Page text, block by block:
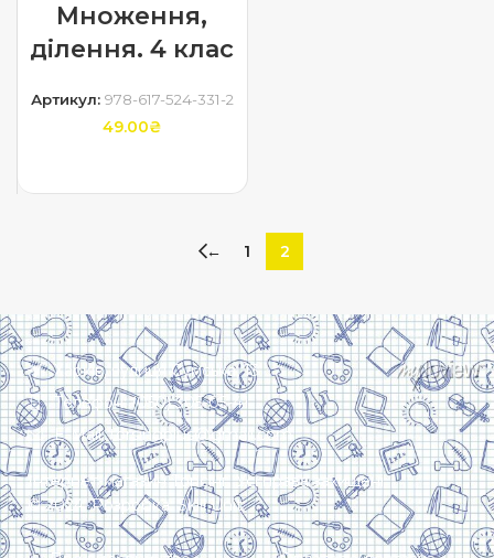
Множення,
ділення. 4 клас
Артикул: 978-617-524-331-2
49.00₴
← 1 2
Харків, вулиця Сумська, 13
Телефон: (050) 305-05-41
E-Mail: torsingplus@gmail.com
Інтернет-магазин Торсінг. Усі права захищені
© 2024. Розробка:Skill Unit